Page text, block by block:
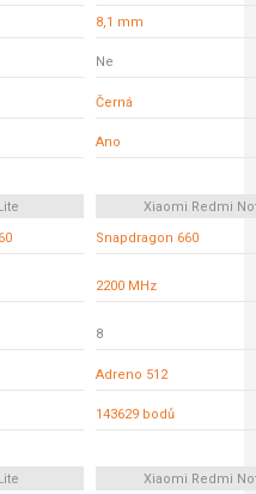
8,1 mm
Ne
Černá
Ano
Xiaomi Redmi
Snapdragon 660
2200 MHz
8
Adreno 512
143629 bodů
Xiaomi Redmi